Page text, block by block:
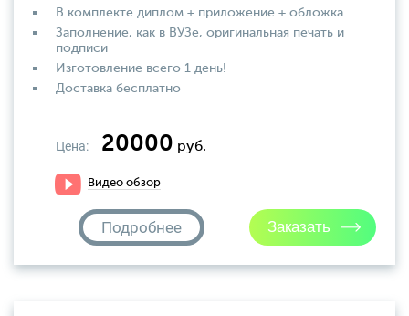
В комплекте диплом + приложение + обложка
Заполнение, как в ВУЗе, оригинальная печать и
подписи
Изготовление всего 1 день!
Доставка бесплатно
Цена: 20000 руб.
Видео обзор
Подробнее